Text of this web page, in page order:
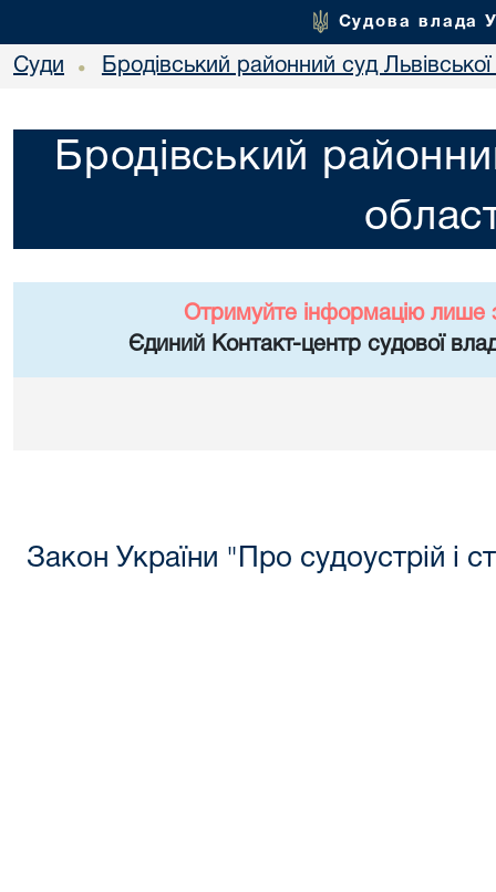
Судова влада
Суди • Бродівський районний суд Львівської
Бродівський
Отримуйте інформацію лише
Єдиний Контакт-центр судової
Закон України "Про судоустрій і